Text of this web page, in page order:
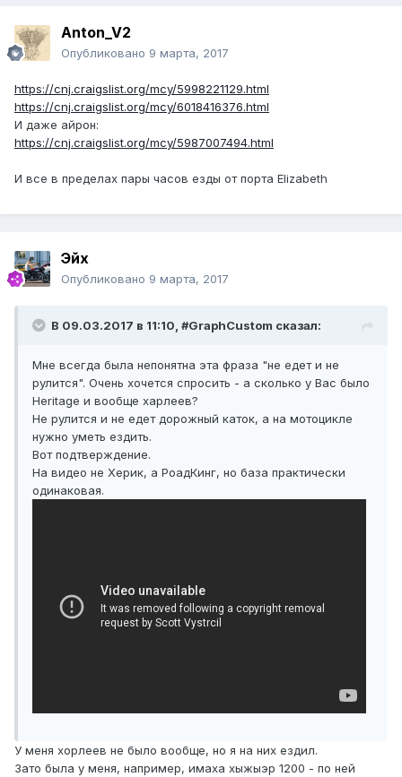
Anton_V2
Опубликовано 9 марта, 2017
https://cnj.craigslist.org/mcy/5998221129.html
https://cnj.craigslist.org/mcy/6018416376.html
И даже айрон:
https://cnj.craigslist.org/mcy/5987007494.html
И все в пределах пары часов езды от порта Elizabeth
Эйх
Опубликовано 9 марта, 2017
В 09.03.2017 в 11:10, #GraphCustom сказал:
Мне всегда была непонятна эта фраза "не едет и не
рулится". Очень хочется спросить - а сколько у Вас было
Heritage и вообще харлеев?
Не рулится и не едет дорожный каток, а на мотоцикле
нужно уметь ездить.
Вот подтверждение.
На видео не Херик, а РоадКинг, но база практически
одинаковая.
У меня хорлеев не было вообще, но я на них ездил.
Зато была у меня, например, имаха хыжыэр 1200 - по ней